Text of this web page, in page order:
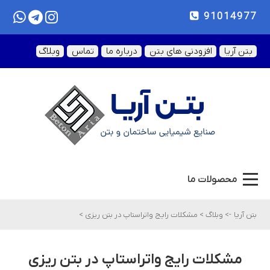
91014977
بتن آریا افزودنی های بتن درباره ما تماس وبلاگ
محصولات ما
بتن آریا -> وبلاگ > مشکلات رایج واتراستاپ در بتن ریزی >
مشکلات رایج واتراستاپ در بتن ریزی